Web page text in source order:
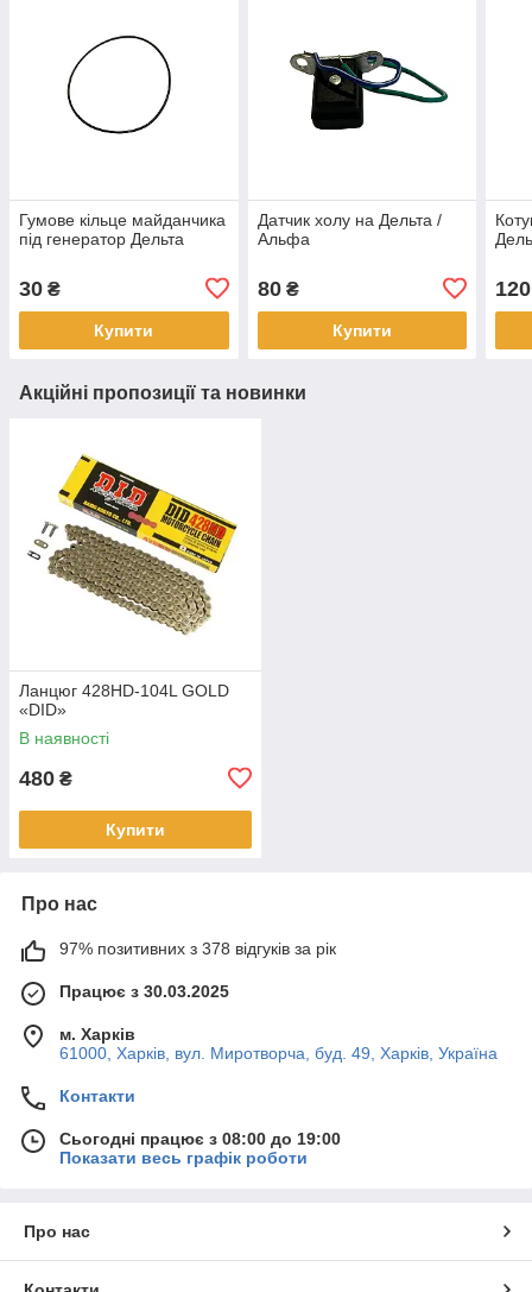
Гумове кільце майданчика
під генератор Дельта
30 ₴
Купити
Датчик холу на Дельта /
Альфа
80₴
Купити
120
Акційні пропозиції та новинки
Ланцюг 428HD-104L GOLD
«DID»
В наявності
480 ₴
Купити
Про нас
97% позитивних з 378 відгуків за рік
Працює з 30.03.2025
м. Харків
61000, Харків, вул. Миротворча, буд. 49, Харків, Україна
Контакти
Сьогодні працює з 08:00 до 19:00
Показати весь графік роботи
Про нас